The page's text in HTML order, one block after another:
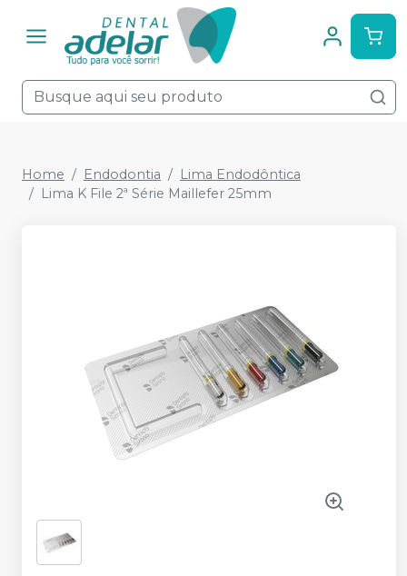
Home Endodontia
Lima Endodôntica
Lima K File 2ª Série Maillefer 25mm